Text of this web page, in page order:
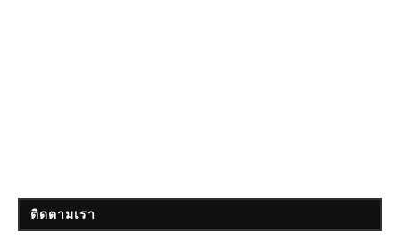
ติดตามเรา